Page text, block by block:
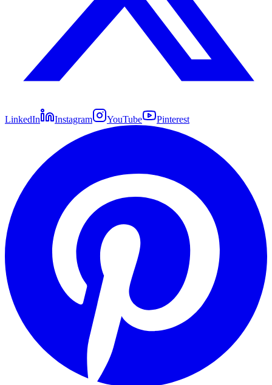
LinkedIn Instagram YouTube Pinterest